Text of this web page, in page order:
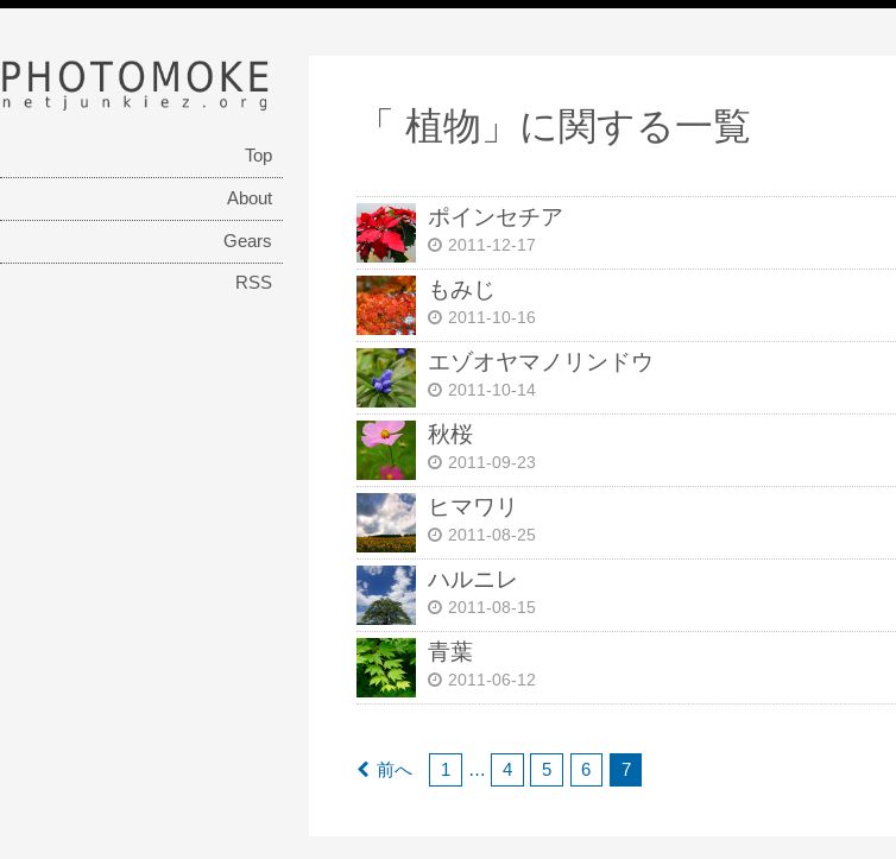
PHOTOMOKE
netjunkiez.org
Top
About
Gears
RSS
「 植物」に関する一覧
ポインセチア
2011-12-17
もみじ
2011-10-16
エゾオヤマノリンドウ
2011-10-14
秋桜
2011-09-23
ヒマワリ
2011-08-25
ハルニレ
2011-08-15
青葉
2011-06-12
前へ 1 … 4 5 6 7